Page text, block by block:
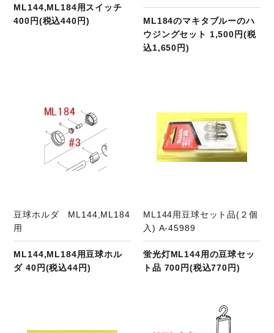
ML144,ML184用スイッチ
400円(税込440円)
ML184のマキタブルーのハ
ウジングセット 1,500円(税
込1,650円)
豆球ホルダ ML144,ML184
用
ML144,ML184用豆球ホル
ダ 40円(税込44円)
ML144用豆球セット品(２個
入) A-45989
蛍光灯ML144用の豆球セッ
ト品 700円(税込770円)